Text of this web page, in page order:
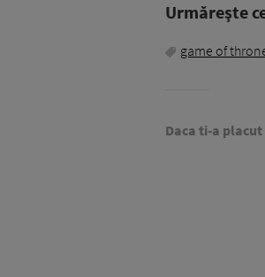
Urmăreşte
game of
Daca ti-a